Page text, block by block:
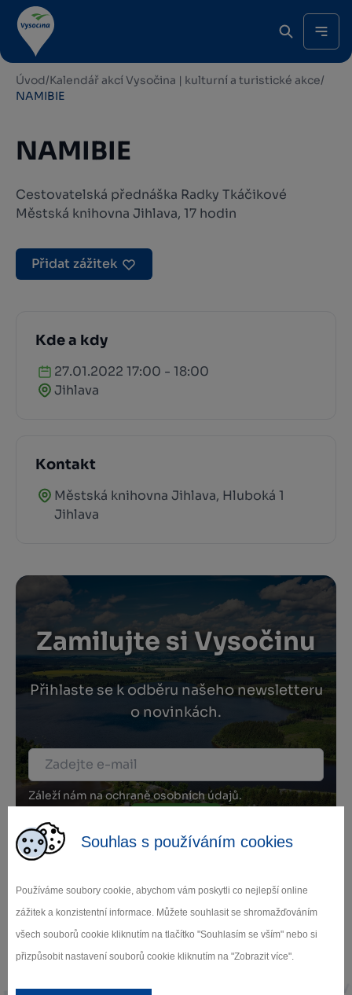
Souhlas s používáním cookies
Používáme soubory cookie, abychom vám poskytli co nejlepší online
zážitek a konzistentní informace. Můžete souhlasit se shromažďováním
všech souborů cookie kliknutím na tlačítko "Souhlasím se vším" nebo si
přizpůsobit nastavení souborů cookie kliknutím na "Zobrazit více".
Úvod/Kalendář akcí Vysočina | kulturní a turistické akce/
NAMIBIE
NAMIBIE
Cestovatelská přednáška Radky Tkáčikové
Městská knihovna Jihlava, 17 hodin
Přidat zážitek
Kde a kdy
27.01.2022 17:00 - 18:00
Jihlava
Kontakt
Městská knihovna Jihlava, Hluboká 1
Jihlava
Zamilujte si Vysočinu
Přihlaste se k odběru našeho newsletteru
o novinkách.
Záleží nám na ochraně osobních údajů.
Naši partneři